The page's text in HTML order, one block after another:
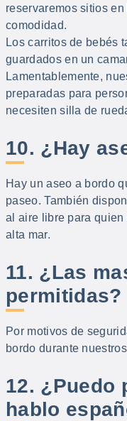
reservaremos sitios
comodidad.
Los carritos de bebés
guardados en un
Lamentablemente,
preparadas para
necesiten silla de
10. ¿Hay
Hay un aseo a bordo
paseo. También
al aire libre para
alta mar.
11. ¿Las
permitidas?
Por motivos de
bordo durante
12. ¿Puedo
hablo